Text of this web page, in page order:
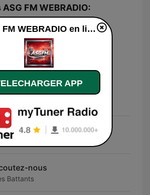
FM WEBRADIO:
30 derniers jours
des Bermudes
nous
Battants
ASG FM WEBRADIO en ligne
APP